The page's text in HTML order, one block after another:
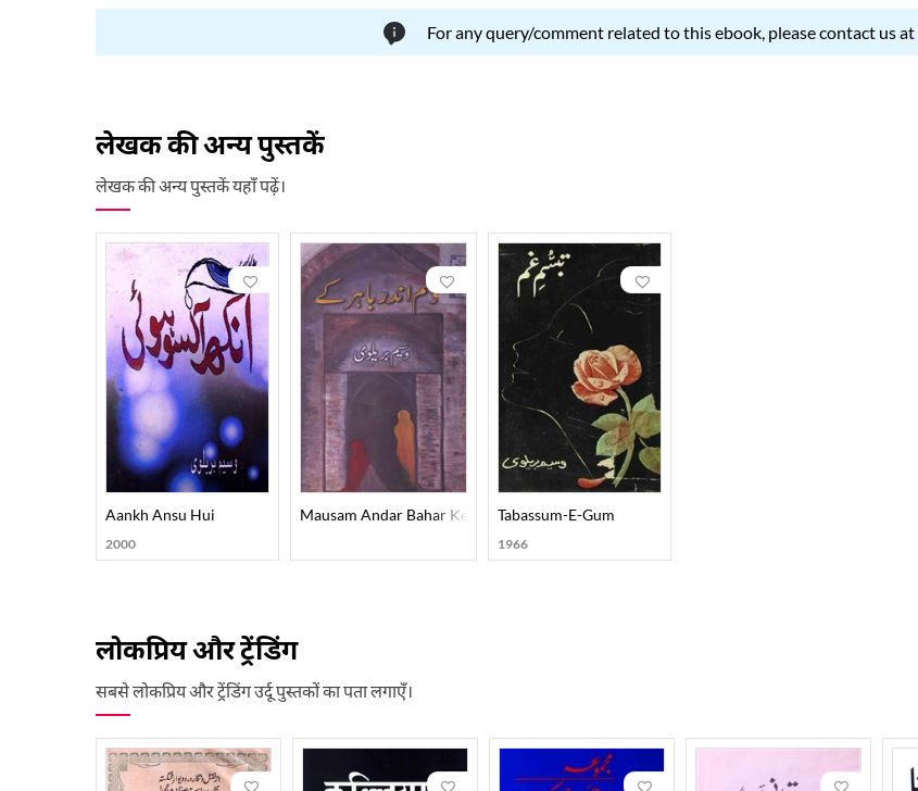
For any query/comment related to this ebook, please contact us at
लेखक की अन्य पुस्तकें
लेखक की अन्य पुस्तकें यहाँ पढ़ें।
Aankh Ansu Hui
2000
Mausam Andar Bahar Ke Tabassum-E-Gum
1966
लोकप्रिय और ट्रेंडिंग
सबसे लोकप्रिय और ट्रेंडिंग उर्दू पुस्तकों का पता लगाएँ।